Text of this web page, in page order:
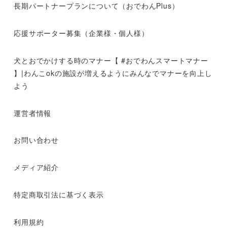
長期パートナープランについて（おでわんPlus）
応援サポーター募集（企業様・個人様）
犬とおでかけする時のマナー【 #おでわんスマートマナー
】|わんこokの施設が増えるようにみんなでマナーを向上し
よう
運営者情報
お問い合わせ
メディア紹介
特定商取引法に基づく表示
利用規約